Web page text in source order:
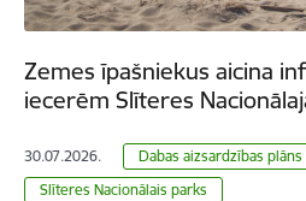
Zemes īpašniekus aicina
iecerēm Slīteres
30.07.2026. Dabas aizsardzības plāns
Slīteres Nacionālais parks